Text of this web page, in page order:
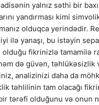
yalnız səthi bir
yandırması kimi
olduqca
ilə yanaşı, bu istəyin
fikrinizlə tamamilə
də güvən,
analizinizi daha da
təhlilinin tam olacağı
tərəfi olduğunu və